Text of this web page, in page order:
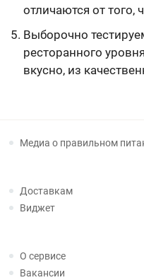
отличаются от того,
Выборочно
ресторанного
вкусно, из
Медиа о правильном
Доставкам
Виджет
О сервисе
Вакансии